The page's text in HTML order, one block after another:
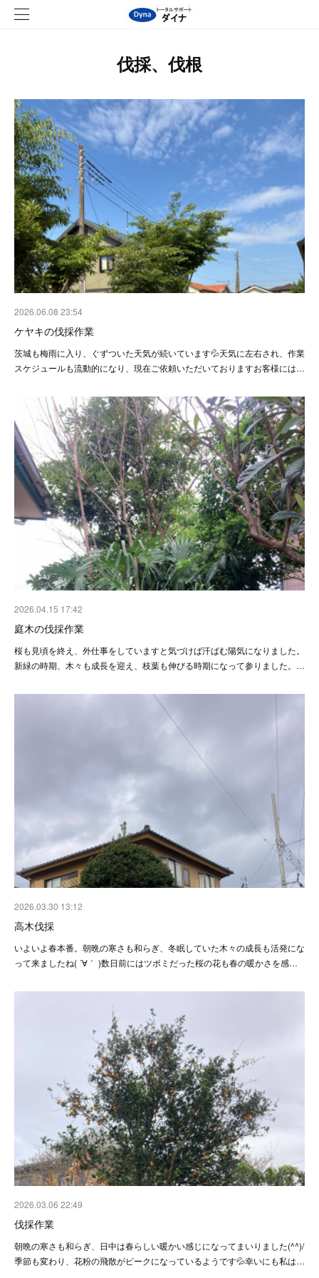
伐採、伐根
2026.06.08 23:54
ケヤキの伐採作業
茨城も梅雨に入り、ぐずついた天気が続いています💦天気に左右され、作業
スケジュールも流動的になり、現在ご依頼いただいておりますお客様には…
2026.04.15 17:42
庭木の伐採作業
桜も見頃を終え、外仕事をしていますと気づけば汗ばむ陽気になりました。
新緑の時期、木々も成長を迎え、枝葉も伸びる時期になって参りました。…
2026.03.30 13:12
高木伐採
いよいよ春本番。朝晩の寒さも和らぎ、冬眠していた木々の成長も活発にな
って来ましたね( ´∀｀ )数日前にはツボミだった桜の花も春の暖かさを感…
2026.03.06 22:49
伐採作業
朝晩の寒さも和らぎ、日中は春らしい暖かい感じになってまいりました(^^)/
季節も変わり、花粉の飛散がピークになっているようです💦幸いにも私は…